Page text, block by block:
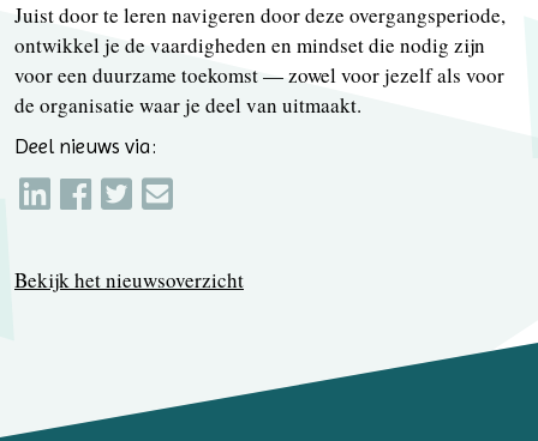
Juist door te leren navigeren door deze overgangsperiode,
ontwikkel je de vaardigheden en mindset die nodig zijn
voor een duurzame toekomst — zowel voor jezelf als voor
de organisatie waar je deel van uitmaakt.
Deel nieuws via:
Bekijk het nieuwsoverzicht